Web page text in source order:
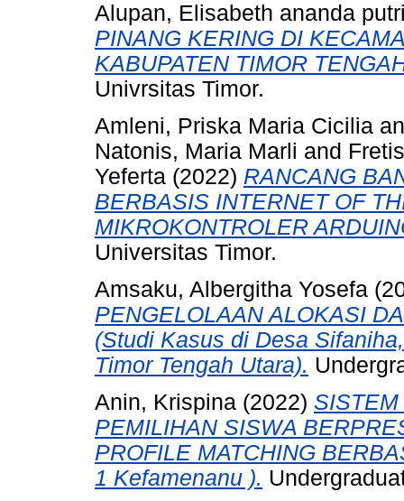
Alupan, Elisabeth ananda
PINANG KERING DI
KABUPATEN TIMOR
Univrsitas Timor.
Amleni, Priska Maria Cicilia
Natonis, Maria Marli and
Yeferta (2022) RANCANG
BERBASIS INTERNET OF
MIKROKONTROLER
Universitas Timor.
Amsaku, Albergitha Yosefa
PENGELOLAAN ALOKASI
(Studi Kasus di Desa
Timor Tengah Utara).
Anin, Krispina (2022)
PEMILIHAN SISWA
PROFILE MATCHING
1 Kefamenanu ).